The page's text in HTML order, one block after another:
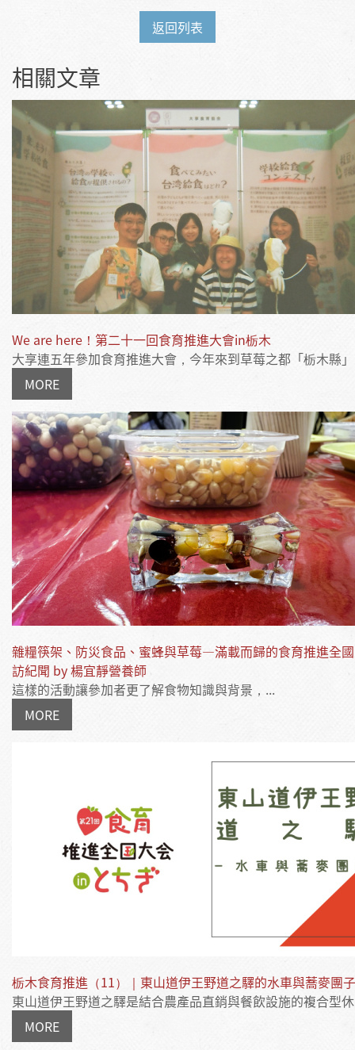
返回列表
相關文章
We are here！第二十一回食育推進大會in栃木
大享連五年參加食育推進大會，今年來到草莓之都「栃木縣
MORE
雜糧筷架、防災食品、蜜蜂與草莓—滿載而歸的食育推進全
訪紀聞 by 楊宜靜營養師
這樣的活動讓參加者更了解食物知識與背景，...
MORE
栃木食育推進（11）｜東山道伊王野道之驛的水車與蕎麥團子
東山道伊王野道之驛是結合農產品直銷與餐飲設施的複合型
MORE